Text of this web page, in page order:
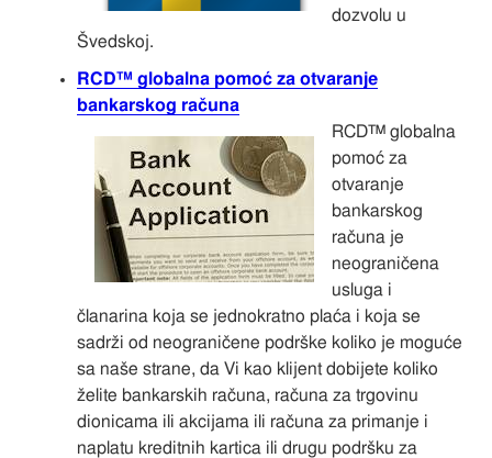
dozvolu u
Švedskoj.
RCD™ globalna pomoć za otvaranje
bankarskog računa
RCD™ globalna
pomoć za
otvaranje
bankarskog
računa je
neograničena
usluga i
članarina koja se jednokratno plaća i koja se
sadrži od neograničene podrške koliko je moguće
sa naše strane, da Vi kao klijent dobijete koliko
želite bankarskih računa, računa za trgovinu
dionicama ili akcijama ili računa za primanje i
naplatu kreditnih kartica ili drugu podršku za